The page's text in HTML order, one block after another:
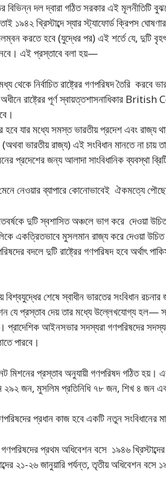
বিভিন্ন দল দ্বারা গঠিত সরকার এই মূলনীতিটি
১৯৪২ খ্রিস্টাব্দে স্যার স্ট্যাফোর্ড ক্রিপস
করতে হবে (যুদ্ধের পর) এই শর্তে যে, দুটি
এই প্রস্তাবে বলা হয়—
থেকে নির্বাচিত রাষ্ট্রের গণপরিষদ তৈরি করবে
অধীনে রাষ্ট্রের পূর্ণ
হবে যার মধ্যে সমস্ত ভারতীয় প্রদেশ এবং রাজ্য
ভারতীয় রাজ্য) এই সংবিধান মানতে না চায়
প্রদেশের জন্য আলাদা সাংবিধানিক ব্যবস্থা
নেওয়ার ব্যাপারে কোনােভাবেই ঐকমত্যে
দুটি স্বশাসিত অঞ্চলে ভাগ করে দেওয়া
একত্রিতভাবে মুসলমান রাজ্য করে দেওয়া
বদলে দুটি রাষ্ট্রের গণপরিষদ হবে অর্থাৎ
বিশ্বযুদ্ধের শেষে স্বাধীন ভারতের সংবিধান
প্রস্তাব দেয় তার মধ্যে উল্লেখযােগ্য হল—
প্রাদেশিক আইনসভার সদস্যরা গণপরিষদের
পারবে।
মিশনের প্রস্তাব অনুযায়ী গণপরিষদ গঠিত
২৯২ জন, মুসলিম প্রতিনিধি ৭৮ জন, শিখ ৪ জন
প্রধান কাজ হবে একটি নতুন সংবিধানের
গণপরিষদের প্রথম অধিবেশন বসে ১৯৪৬
২১-২৬ জানুয়ারি পর্যন্ত, তৃতীয় অধিবেশন বসে